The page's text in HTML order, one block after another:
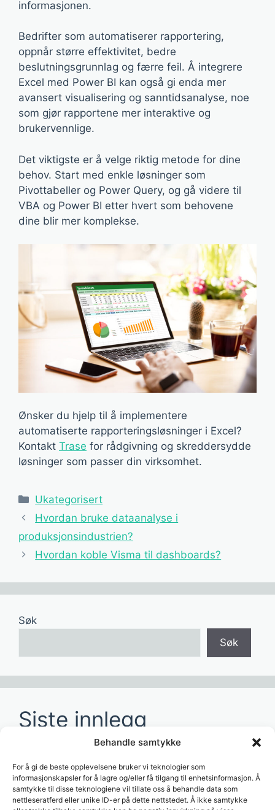
Behandle samtykke
For å gi de beste opplevelsene bruker vi teknologier som
informasjonskapsler for å lagre og/eller få tilgang til enhetsinformasjon. Å
samtykke til disse teknologiene vil tillate oss å behandle data som
nettleseratferd eller unike ID-er på dette nettstedet. Å ikke samtykke
informasjonen.
Bedrifter som automatiserer rapportering,
oppnår større effektivitet, bedre
beslutningsgrunnlag og færre feil. Å integrere
Excel med Power BI kan også gi enda mer
avansert visualisering og sanntidsanalyse, noe
som gjør rapportene mer interaktive og
brukervennlige.
Det viktigste er å velge riktig metode for dine
behov. Start med enkle løsninger som
Pivottabeller og Power Query, og gå videre til
VBA og Power BI etter hvert som behovene
dine blir mer komplekse.
Ønsker du hjelp til å implementere
automatiserte rapporteringsløsninger i Excel?
Kontakt Trase for rådgivning og skreddersydde
løsninger som passer din virksomhet.
Kategorier
Ukategorisert
Hvordan bruke dataanalyse i
produksjonsindustrien?
Hvordan koble Visma til dashboards?
Søk
Søk
Siste innlegg
rapporter?
Hvordan lage dashboards for ledelsen?